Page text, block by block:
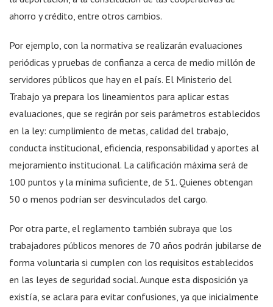
ahorro y crédito, entre otros cambios.
Por ejemplo, con la normativa se realizarán evaluaciones
periódicas y pruebas de confianza a cerca de medio millón de
servidores públicos que hay en el país. El Ministerio del
Trabajo ya prepara los lineamientos para aplicar estas
evaluaciones, que se regirán por seis parámetros establecidos
en la ley: cumplimiento de metas, calidad del trabajo,
conducta institucional, eficiencia, responsabilidad y aportes al
mejoramiento institucional. La calificación máxima será de
100 puntos y la mínima suficiente, de 51. Quienes obtengan
50 o menos podrían ser desvinculados del cargo.
Por otra parte, el reglamento también subraya que los
trabajadores públicos menores de 70 años podrán jubilarse de
forma voluntaria si cumplen con los requisitos establecidos
en las leyes de seguridad social. Aunque esta disposición ya
existía, se aclara para evitar confusiones, ya que inicialmente